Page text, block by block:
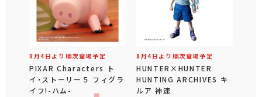
8月4日より順次登場予定
PIXAR Characters ト
イ・ストーリー５ フィグラ
イフ!-ハム-
8月4日より順次登場予定
HUNTER×HUNTER
HUNTING ARCHIVES キ
ルア 神速